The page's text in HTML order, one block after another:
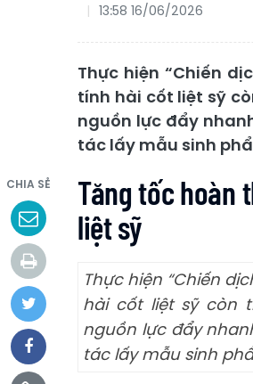
13:58 16/06/2026
Thực hiện “Chiến
tính hài cốt liệt sỹ
nguồn lực đẩy
tác lấy mẫu sinh
CHIA SẺ
Tăng tốc hoàn
liệt sỹ
Thực hiện “Chiến
hài cốt liệt sỹ còn
nguồn lực đẩy
tác lấy mẫu sinh